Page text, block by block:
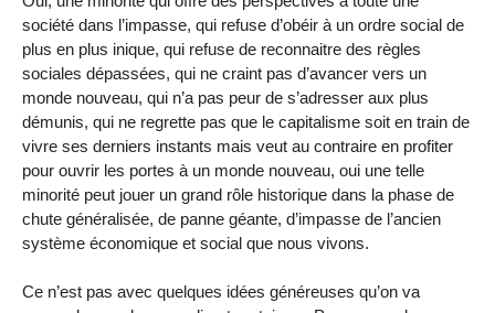
société dans l’impasse, qui refuse d’obéir à un ordre social de
plus en plus inique, qui refuse de reconnaitre des règles
sociales dépassées, qui ne craint pas d’avancer vers un
monde nouveau, qui n’a pas peur de s’adresser aux plus
démunis, qui ne regrette pas que le capitalisme soit en train de
vivre ses derniers instants mais veut au contraire en profiter
pour ouvrir les portes à un monde nouveau, oui une telle
minorité peut jouer un grand rôle historique dans la phase de
chute généralisée, de panne géante, d’impasse de l’ancien
système économique et social que nous vivons.
Ce n’est pas avec quelques idées généreuses qu’on va